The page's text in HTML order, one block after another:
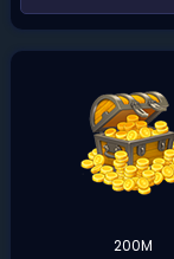
200M